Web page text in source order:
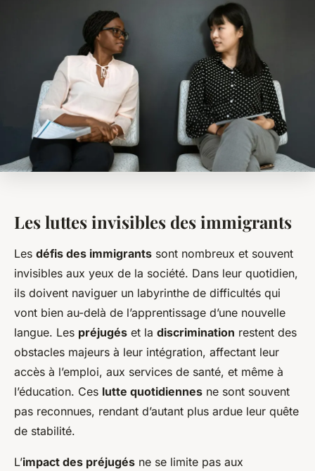
Les luttes invisibles des immigrants
Les défis des immigrants sont nombreux et souvent
invisibles aux yeux de la société. Dans leur quotidien,
ils doivent naviguer un labyrinthe de difficultés qui
vont bien au-delà de l’apprentissage d’une nouvelle
langue. Les préjugés et la discrimination restent des
obstacles majeurs à leur intégration, affectant leur
accès à l’emploi, aux services de santé, et même à
l’éducation. Ces lutte quotidiennes ne sont souvent
pas reconnues, rendant d’autant plus ardue leur quête
de stabilité.
L’impact des préjugés ne se limite pas aux